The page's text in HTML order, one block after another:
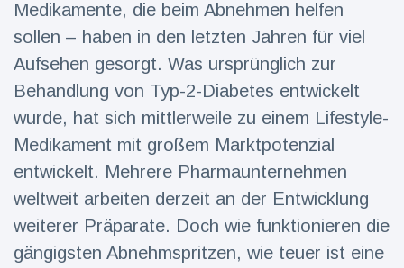
Reisen & Abenteuer
(2252)
Neueste
Nachrichten
"Das alte
England":
Fans
frustriert
nach WM-
Aus
16 Juli
78
Medikamente, die beim Abnehmen helfen
sollen – haben in den letzten Jahren für viel
Aufsehen gesorgt. Was ursprünglich zur
Behandlung von Typ-2-Diabetes entwickelt
wurde, hat sich mittlerweile zu einem Lifestyle-
Medikament mit großem Marktpotenzial
entwickelt. Mehrere Pharmaunternehmen
weltweit arbeiten derzeit an der Entwicklung
weiterer Präparate. Doch wie funktionieren die
gängigsten Abnehmspritzen, wie teuer ist eine